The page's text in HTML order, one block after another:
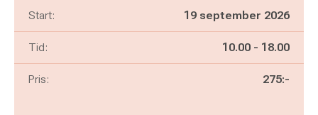
Start: 19 september 2026
Tid: Pågår mellan
10.00 - och
18.00
Pris: 275:-